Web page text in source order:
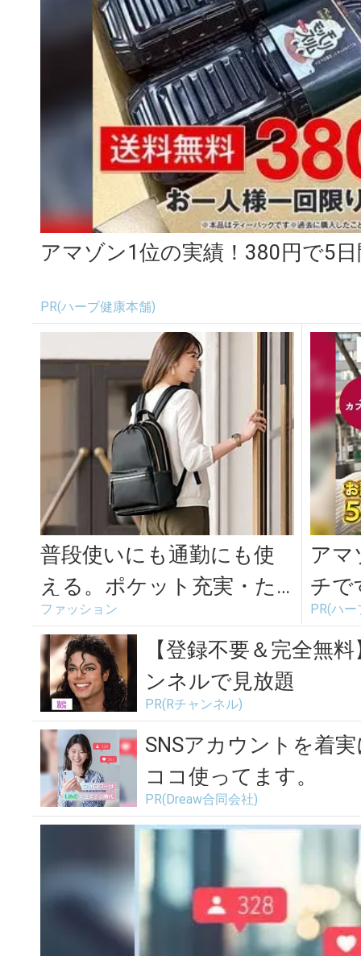
アマゾン1位の実績！380円で5
PR(ハーブ健康本舗)
普段使いにも通勤にも使
える。ポケット充実・た
っぷり入るきれいめリュ
ック＜3選＞
ファッション
アマ
チで
PR(ハ
【登録不要＆完全無
ンネルで見放題
PR(Rチャンネル)
SNSアカウントを着
ココ使ってます。
PR(Dreaw合同会社)